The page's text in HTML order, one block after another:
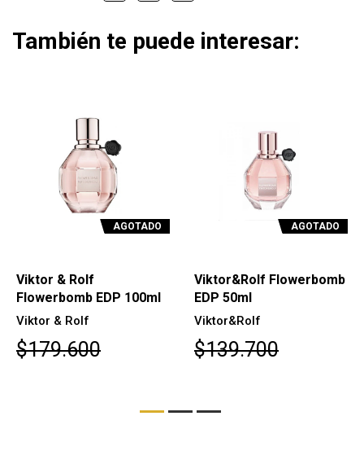
También te puede interesar:
AGOTADO
Viktor & Rolf
Flowerbomb EDP 100ml
Viktor & Rolf
$179.600
AGOTADO
Viktor&Rolf Flowerbomb
EDP 50ml
Viktor&Rolf
$139.700